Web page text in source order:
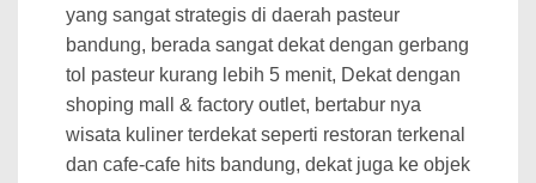
yang sangat strategis di daerah pasteur
bandung, berada sangat dekat dengan gerbang
tol pasteur kurang lebih 5 menit, Dekat dengan
shoping mall & factory outlet, bertabur nya
wisata kuliner terdekat seperti restoran terkenal
dan cafe-cafe hits bandung, dekat juga ke objek